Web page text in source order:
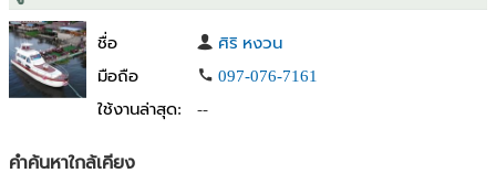
ชื่อ
ศิริ หงวน
มือถือ
097-076-7161
ใช้งานล่าสุด:
--
คำค้นหาใกล้เคียง